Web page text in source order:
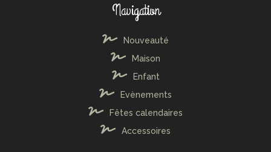
Navigation
Nouveauté
Maison
Enfant
Evènements
Fêtes calendaires
Accessoires